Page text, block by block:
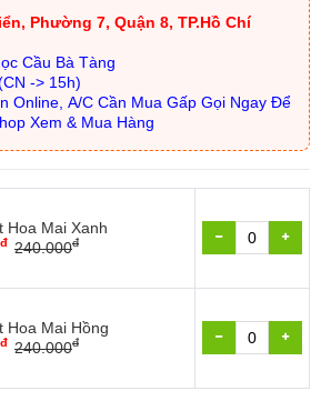
Phường 7, Quận 8, TP.Hồ Chí
Cầu Bà Tàng
-> 15h)
Online, A/C Cần Mua Gấp Gọi Ngay Để
Xem & Mua Hàng
Hoa Mai Xanh
đ 240.000đ
Hoa Mai Hồng
đ 240.000đ